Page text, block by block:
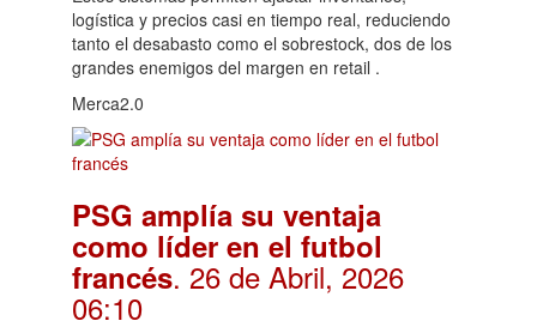
logística y precios casi en tiempo real, reduciendo
tanto el desabasto como el sobrestock, dos de los
grandes enemigos del margen en retail .
Merca2.0
PSG amplía su ventaja
como líder en el futbol
francés. 26 de Abril, 2026
06:10